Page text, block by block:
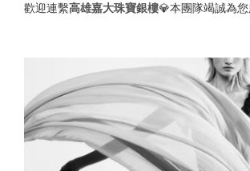
歡迎連繫高雄嘉大珠寶銀樓💎本團隊竭誠為